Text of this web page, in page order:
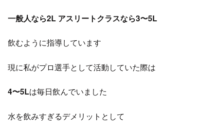
一般人なら2L アスリートクラスなら3〜5L
飲むように指導しています
現に私がプロ選手として活動していた際は
4〜5Lは毎日飲んでいました
水を飲みすぎるデメリットとして